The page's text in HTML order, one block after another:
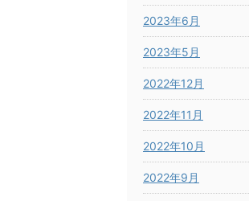
2023年6月
2023年5月
2022年12月
2022年11月
2022年10月
2022年9月